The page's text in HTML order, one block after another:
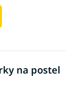
na postel